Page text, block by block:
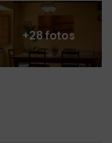
+28 fotos